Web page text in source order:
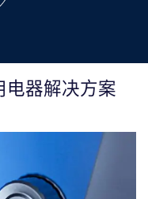
电器解决方案